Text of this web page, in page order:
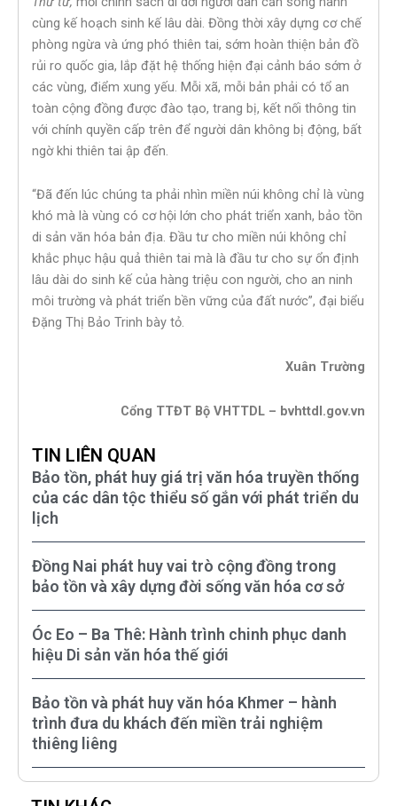
cùng kế hoạch sinh kế lâu dài. Đồng thời xây dựng cơ chế
phòng ngừa và ứng phó thiên tai, sớm hoàn thiện bản đồ
rủi ro quốc gia, lắp đặt hệ thống hiện đại cảnh báo sớm ở
các vùng, điểm xung yếu. Mỗi xã, mỗi bản phải có tổ an
toàn cộng đồng được đào tạo, trang bị, kết nối thông tin
với chính quyền cấp trên để người dân không bị động, bất
ngờ khi thiên tai ập đến.
“Đã đến lúc chúng ta phải nhìn miền núi không chỉ là vùng
khó mà là vùng có cơ hội lớn cho phát triển xanh, bảo tồn
di sản văn hóa bản địa. Đầu tư cho miền núi không chỉ
khắc phục hậu quả thiên tai mà là đầu tư cho sự ổn định
lâu dài do sinh kế của hàng triệu con người, cho an ninh
môi trường và phát triển bền vững của đất nước”, đại biểu
Đặng Thị Bảo Trinh bày tỏ.
Xuân Trường
Cổng TTĐT Bộ VHTTDL – bvhttdl.gov.vn
TIN LIÊN QUAN
Bảo tồn, phát huy giá trị văn hóa truyền thống
của các dân tộc thiểu số gắn với phát triển du
lịch
Đồng Nai phát huy vai trò cộng đồng trong
bảo tồn và xây dựng đời sống văn hóa cơ sở
Óc Eo – Ba Thê: Hành trình chinh phục danh
hiệu Di sản văn hóa thế giới
Bảo tồn và phát huy văn hóa Khmer – hành
trình đưa du khách đến miền trải nghiệm
thiêng liêng